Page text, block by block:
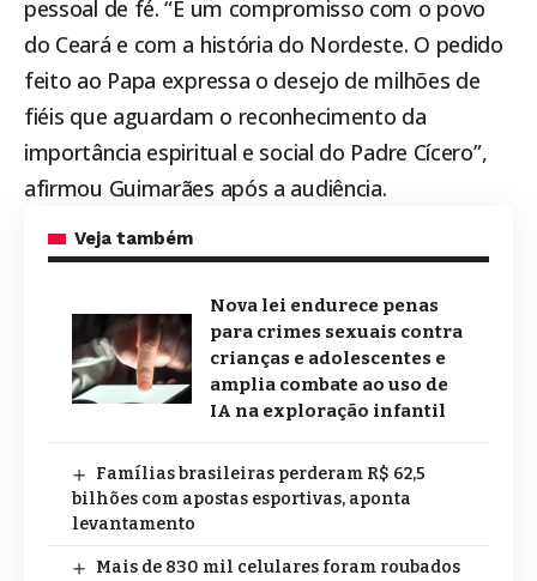
pessoal de fé. “É um compromisso com o povo
do Ceará e com a história do Nordeste. O pedido
feito ao Papa expressa o desejo de milhões de
fiéis que aguardam o reconhecimento da
importância espiritual e social do Padre Cícero”,
afirmou Guimarães após a audiência.
Veja também
Nova lei endurece penas
para crimes sexuais contra
crianças e adolescentes e
amplia combate ao uso de
IA na exploração infantil
Famílias brasileiras perderam R$ 62,5
bilhões com apostas esportivas, aponta
levantamento
Mais de 830 mil celulares foram roubados